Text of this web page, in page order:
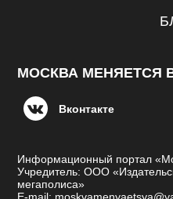
МОСКВА МЕНЯЕТСЯ
Вконтакте
Информационный портал
Учредитель: ООО
мегаполиса»